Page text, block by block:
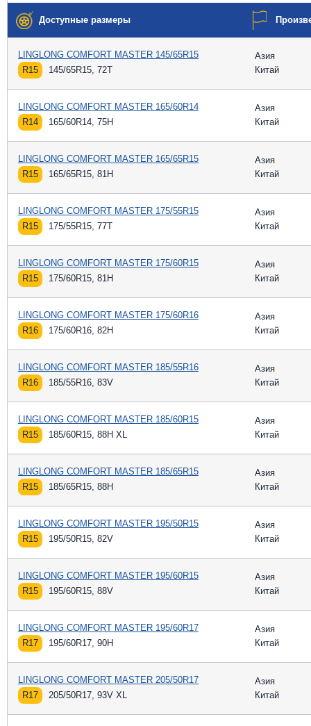
Доступные размеры
LINGLONG COMFORT MASTER 145/65R15
R15
145/65R15, 72T
Азия
Китай
LINGLONG COMFORT MASTER 165/60R14
R14
165/60R14, 75H
Азия
Китай
LINGLONG COMFORT MASTER 165/65R15
R15
165/65R15, 81H
Азия
Китай
LINGLONG COMFORT MASTER 175/55R15
R15
175/55R15, 77T
Азия
Китай
LINGLONG COMFORT MASTER 175/60R15
R15
175/60R15, 81H
Азия
Китай
LINGLONG COMFORT MASTER 175/60R16
R16
175/60R16, 82H
Азия
Китай
LINGLONG COMFORT MASTER 185/55R16
R16
185/55R16, 83V
Азия
Китай
LINGLONG COMFORT MASTER 185/60R15
R15
185/60R15, 88H XL
Азия
Китай
LINGLONG COMFORT MASTER 185/65R15
R15
185/65R15, 88H
Азия
Китай
LINGLONG COMFORT MASTER 195/50R15
R15
195/50R15, 82V
Азия
Китай
LINGLONG COMFORT MASTER 195/60R15
R15
195/60R15, 88V
Азия
Китай
LINGLONG COMFORT MASTER 195/60R17
R17
195/60R17, 90H
Азия
Китай
LINGLONG COMFORT MASTER 205/50R17
R17
205/50R17, 93V XL
Азия
Китай